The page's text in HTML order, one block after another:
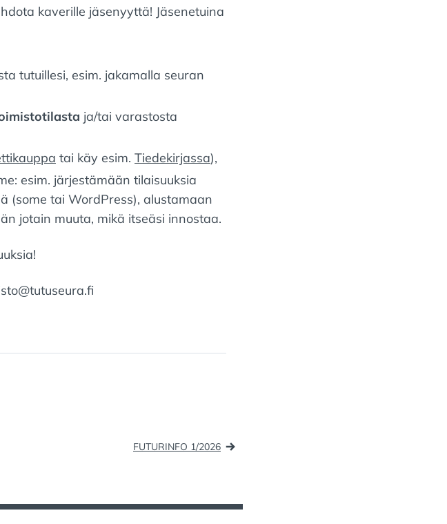
kaverille jäsenyyttä! Jäsenetuina
tutuillesi, esim. jakamalla seuran
ja/tai varastosta
tai käy esim. Tiedekirjassa),
esim. järjestämään tilaisuuksia
(some tai WordPress), alustamaan
jotain muuta, mikä itseäsi innostaa.
FUTURINFO 1/2026